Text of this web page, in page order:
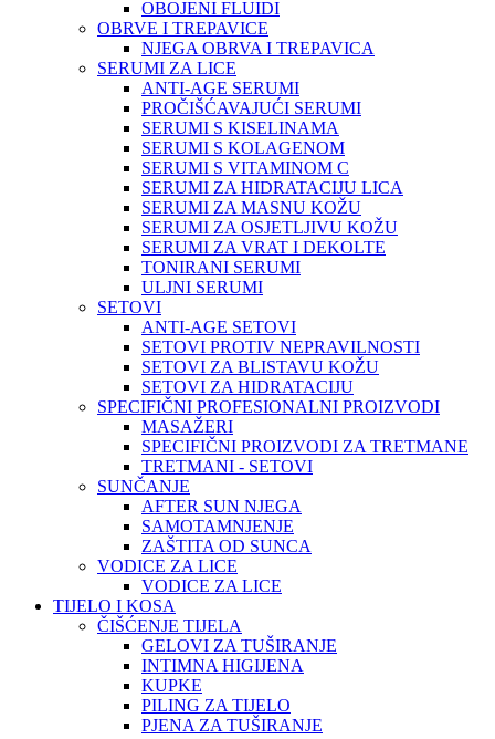
OBOJENI FLUIDI
OBRVE I TREPAVICE
NJEGA OBRVA I TREPAVICA
SERUMI ZA LICE
ANTI-AGE SERUMI
PROČIŠĆAVAJUĆI SERUMI
SERUMI S KISELINAMA
SERUMI S KOLAGENOM
SERUMI S VITAMINOM C
SERUMI ZA HIDRATACIJU LICA
SERUMI ZA MASNU KOŽU
SERUMI ZA OSJETLJIVU KOŽU
SERUMI ZA VRAT I DEKOLTE
TONIRANI SERUMI
ULJNI SERUMI
SETOVI
ANTI-AGE SETOVI
SETOVI PROTIV NEPRAVILNOSTI
SETOVI ZA BLISTAVU KOŽU
SETOVI ZA HIDRATACIJU
SPECIFIČNI PROFESIONALNI PROIZVODI
MASAŽERI
SPECIFIČNI PROIZVODI ZA TRETMANE
TRETMANI - SETOVI
SUNČANJE
AFTER SUN NJEGA
SAMOTAMNJENJE
ZAŠTITA OD SUNCA
VODICE ZA LICE
VODICE ZA LICE
TIJELO I KOSA
ČIŠĆENJE TIJELA
GELOVI ZA TUŠIRANJE
INTIMNA HIGIJENA
KUPKE
PILING ZA TIJELO
PJENA ZA TUŠIRANJE